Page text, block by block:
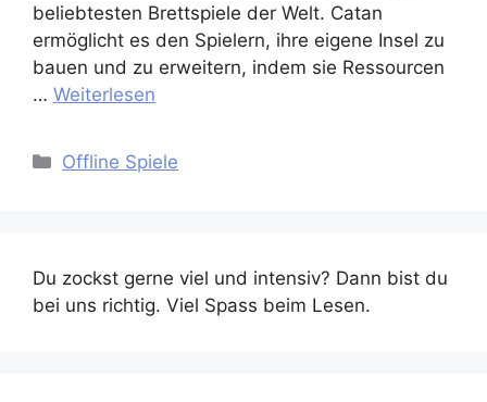
beliebtesten Brettspiele der Welt. Catan
ermöglicht es den Spielern, ihre eigene Insel zu
bauen und zu erweitern, indem sie Ressourcen
… Weiterlesen
Kategorien
Offline Spiele
Du zockst gerne viel und intensiv? Dann bist du
bei uns richtig. Viel Spass beim Lesen.